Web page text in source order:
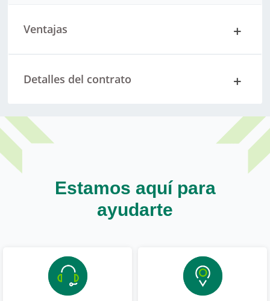
Ventajas
Detalles del contrato
Estamos aquí para
ayudarte